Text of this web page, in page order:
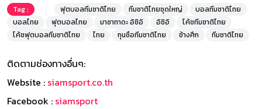
Tag : ฟุตบอลทีมชาติไทย ทีมชาติไทยชุดใหญ่
บอลทีมชาติไทย
บอลไทย
ฟุตบอลไทย มาซาทาดะ อิชิอิ อิชิอิ
โค้ชทีมชาติไทย
โค้ชฟุตบอลทีมชาติไทย
ไทย กุนซือทีมชาติไทย ช้างศึก ทีมชาติไทย
ติดตามช่องทางอื่นๆ:
Website : siamsport.co.th
Facebook : siamsport